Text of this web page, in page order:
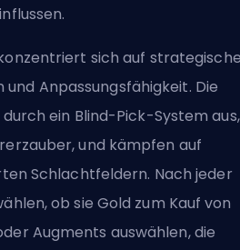
sich auf
Anpassungsfähigkeit. Die
ein Blind-Pick-System aus,
und kämpfen auf
Schlachtfeldern. Nach jeder
ob sie Gold zum Kauf von
Augments auswählen, die